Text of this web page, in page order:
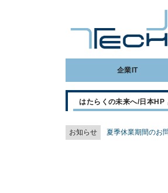
企業IT
はたらくの未来へ/日本HP
お知らせ 夏季休業期間のお